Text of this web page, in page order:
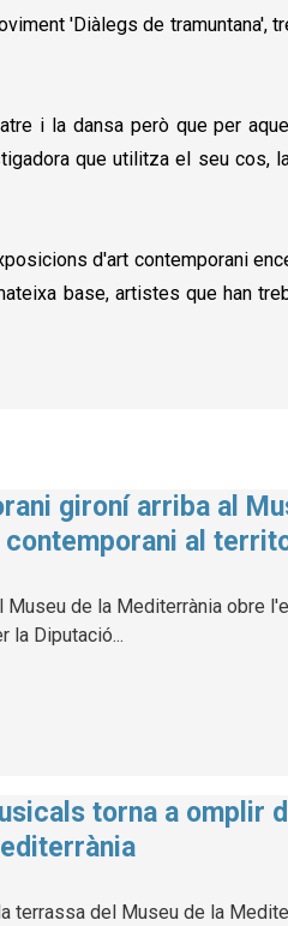
'Diàlegs de
i la dansa però que per
que utilitza el seu cos,
d'art contemporani
base, artistes que han
gironí arriba al
contemporani al
Museu de la Mediterrània obre
la Diputació...
torna a omplir
terrassa del Museu de la